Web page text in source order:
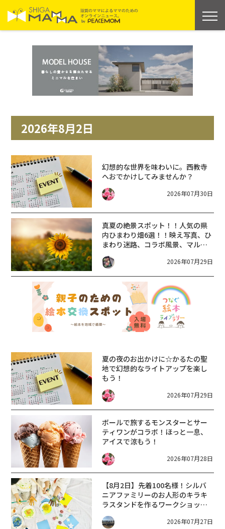
2026年8月2日
幻想的な世界を味わいに。西教寺
へおでかけしてみませんか？
2026年07月30日
真夏の絶景スポット！！人気の県
内ひまわり畑6選！！映え写真、ひ
まわり迷路、コラボ風景、マルシ
ェなど♪【まとめ】
2026年07月29日
夏の夜のお出かけに☆かるたの聖
地で幻想的なライトアップを楽し
もう！
2026年07月29日
ボールで旅するモンスターとサー
ティワンがコラボ！ほっと一息、
アイスで涼もう！
2026年07月28日
【8月2日】先着100名様！シルバ
ニアファミリーのお人形のキラキ
ラスタンドを作るワークショップ
が開催されるよ！【エイスクエ
ア】
2026年07月27日